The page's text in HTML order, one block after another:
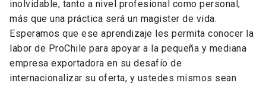
inolvidable, tanto a nivel profesional como personal;
más que una práctica será un magister de vida.
Esperamos que ese aprendizaje les permita conocer la
labor de ProChile para apoyar a la pequeña y mediana
empresa exportadora en su desafío de
internacionalizar su oferta, y ustedes mismos sean